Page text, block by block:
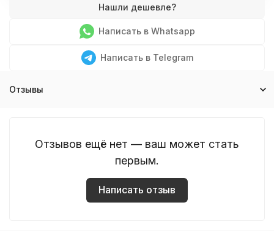
Написать в Whatsapp
Написать в Telegram
Отзывы
Отзывов ещё нет — ваш может стать
первым.
Написать отзыв